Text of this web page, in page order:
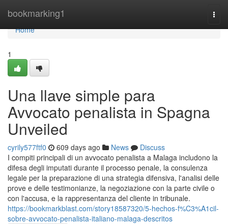
bookmarking1
Home
Home
1
Una llave simple para
Avvocato penalista in Spagna
Unveiled
cyrily577ftf0 609 days ago News
Discuss
I compiti principali di un avvocato penalista a Malaga includono la
difesa degli imputati durante il processo penale, la consulenza
legale per la preparazione di una strategia difensiva, l'analisi delle
prove e delle testimonianze, la negoziazione con la parte civile o
con l'accusa, e la rappresentanza del cliente in tribunale.
https://bookmarkblast.com/story18587320/5-hechos-f%C3%A1cil-
sobre-avvocato-penalista-italiano-malaga-descritos